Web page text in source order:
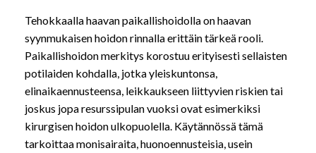
Tehokkaalla haavan paikallishoidolla on haavan
syynmukaisen hoidon rinnalla erittäin tärkeä rooli.
Paikallishoidon merkitys korostuu erityisesti sellaisten
potilaiden kohdalla, jotka yleiskuntonsa,
elinaikaennusteensa, leikkaukseen liittyvien riskien tai
joskus jopa resurssipulan vuoksi ovat esimerkiksi
kirurgisen hoidon ulkopuolella. Käytännössä tämä
tarkoittaa monisairaita, huonoennusteisia, usein